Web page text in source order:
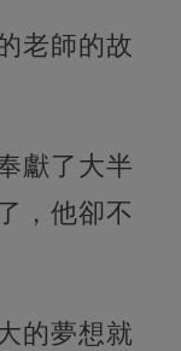
老師的故
獻了大半
，他卻不
的夢想就